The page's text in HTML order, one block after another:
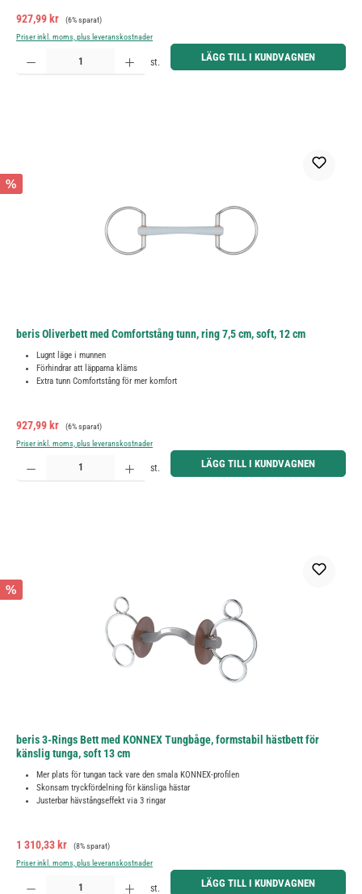
Försäljningspris:
927,99 kr Ordinarie pris:
(6% sparat)
Priser inkl. moms, plus leveranskostnader
Produktkvantitet: Ange önskat belopp eller använd knapparna för att öka eller minska kvantiteten.
st. LÄGG TILL I KUNDVAGNEN
%
beris Oliverbett med Comfortstång tunn, ring 7,5 cm, soft, 12 cm
Lugnt läge i munnen
Förhindrar att läpparna kläms
Extra tunn Comfortstång för mer komfort
Försäljningspris:
927,99 kr Ordinarie pris:
(6% sparat)
Priser inkl. moms, plus leveranskostnader
Produktkvantitet: Ange önskat belopp eller använd knapparna för att öka eller minska kvantiteten.
st. LÄGG TILL I KUNDVAGNEN
%
beris 3-Rings Bett med KONNEX Tungbåge, formstabil hästbett för
känslig tunga, soft 13 cm
Mer plats för tungan tack vare den smala KONNEX-profilen
Skonsam tryckfördelning för känsliga hästar
Justerbar hävstångseffekt via 3 ringar
Försäljningspris:
1 310,33 kr Ordinarie pris:
(8% sparat)
Priser inkl. moms, plus leveranskostnader
Produktkvantitet: Ange önskat belopp eller använd knapparna för att öka eller minska kvantiteten.
st. LÄGG TILL I KUNDVAGNEN